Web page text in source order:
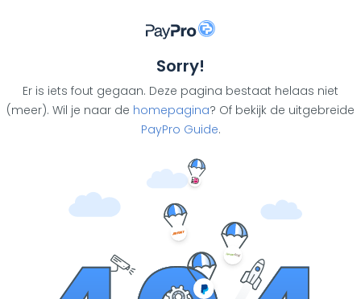
Sorry!
Er is iets fout gegaan. Deze pagina bestaat helaas niet
(meer). Wil je naar de homepagina? Of bekijk de uitgebreide
PayPro Guide.